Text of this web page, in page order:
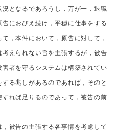
となるであろうし，万が一，退職
におびえ続け，平穏に仕事をする
，本件において，原告に対して，
えられない旨を主張するが，被告
者を守るシステムは構築されてい
る兆しがあるのであれば，そのと
れば足りるのであって，被告の前
，被告の主張する各事情を考慮して